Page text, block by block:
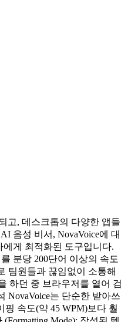
고, 데스크톱의 다양한 앱들
음성 비서, NovaVoice에 대
게 최적화된 도구입니다.
분당 200단어 이상의 속도
팀원들과 끊임없이 소통해
하던 중 브라우저를 열어 검
NovaVoice는 단순한 받아쓰
속도(약 45 WPM)보다 훨